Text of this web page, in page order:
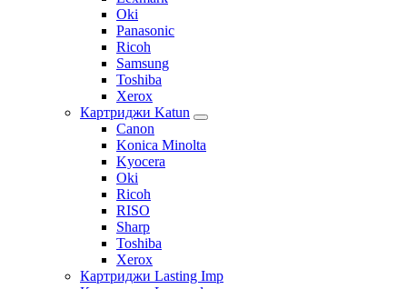
Oki
Panasonic
Ricoh
Samsung
Toshiba
Xerox
Картриджи Katun
Canon
Konica Minolta
Kyocera
Oki
Ricoh
RISO
Sharp
Toshiba
Xerox
Картриджи Lasting Imp